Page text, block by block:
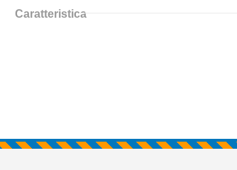
Caratteristica